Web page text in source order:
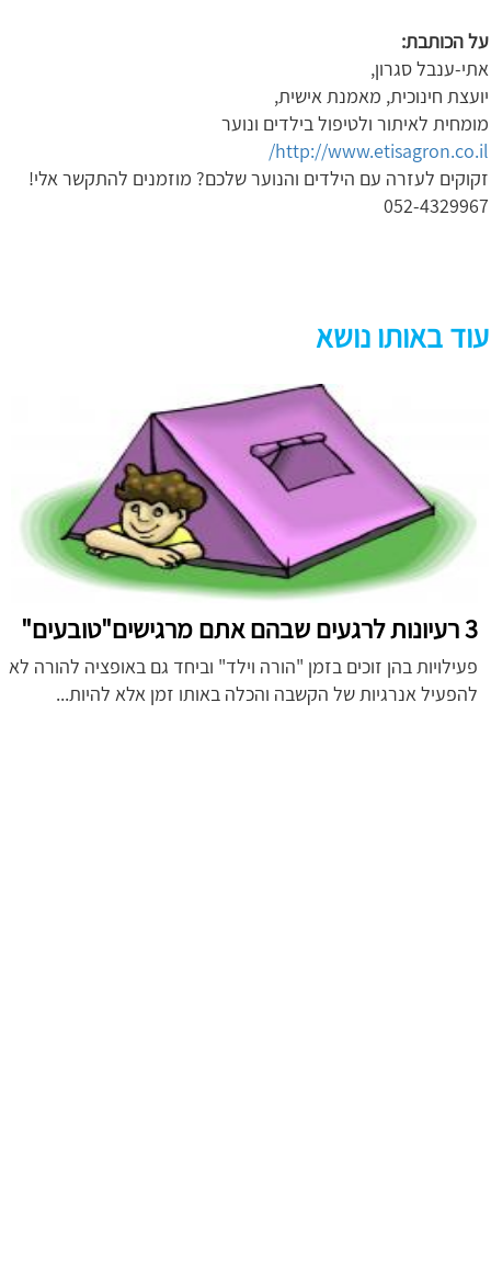
על הכותבת:
אתי-ענבל סגרון,
יועצת חינוכית, מאמנת אישית,
מומחית לאיתור ולטיפול בילדים ונוער
http://www.etisagron.co.il/
זקוקים לעזרה עם הילדים והנוער שלכם? מוזמנים להתקשר אלי!
052-4329967
עוד באותו נושא
3 רעיונות לרגעים שבהם אתם מרגישים"טובעים"
פעילויות בהן זוכים בזמן "הורה וילד" וביחד גם באופציה להורה לא
להפעיל אנרגיות של הקשבה והכלה באותו זמן אלא להיות...